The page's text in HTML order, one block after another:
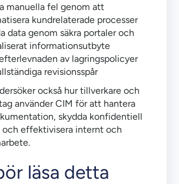
manuella fel genom att
kundrelaterade processer
data genom säkra portaler och
informationsutbyte
av lagringspolicyer
revisionsspår
också hur tillverkare och
använder CIM för att hantera
skydda konfidentiell
effektivisera internt och
läsa detta